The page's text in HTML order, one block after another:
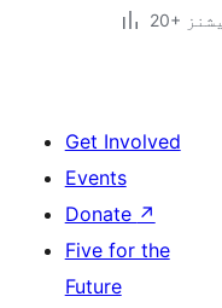
Get Involved
Events
Donate ↗
Five for the
Future